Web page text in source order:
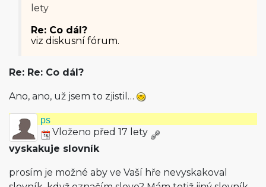
lety
Re: Co dál?
viz diskusní fórum.
Re: Re: Co dál?
Ano, ano, už jsem to zjistil…
ps
Vloženo před 17 lety
vyskakuje slovník
prosím je možné aby ve Vaší hře nevyskakoval